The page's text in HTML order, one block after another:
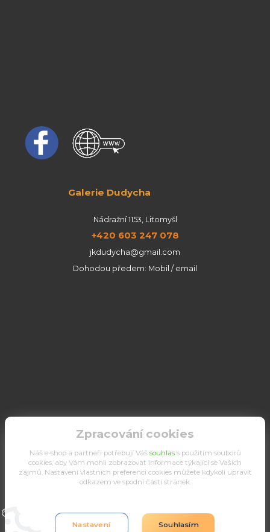
Galerie Dudycha
Nádražní 1153, Litomyšl
+420 603 247 078
jkdudycha@gmail.com
Dohodou předem: Mobil / email
Upravit sběr cookies.
Zpracování cookies
Náš e-shop a partneři potřebují Váš souhlass použitím souborů
cookies, aby Vám mohli zobrazovat informace týkající se Vašich
zájmů. Nastavení vlastních preferencí cookies můžete kdykoli upravit
odkazem ve spodní části stránek.
Nastavení Souhlasím